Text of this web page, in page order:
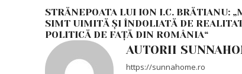
STRĂNEPOATA LUI ION I.C. BRĂTIANU:
SIMT UIMITĂ ȘI ÎNDOLIATĂ DE
POLITICĂ DE FAȚĂ DIN ROMÂNIA“
AUTORII
https://sunnahome.ro